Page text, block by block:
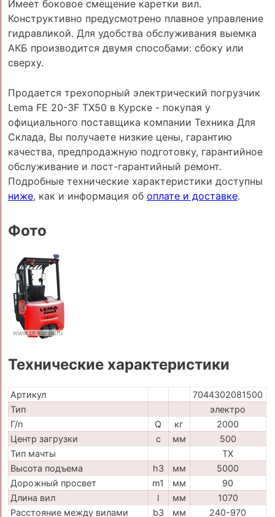
Имеет боковое смещение каретки вил.
Конструктивно предусмотрено плавное управление
гидравликой. Для удобства обслуживания выемка
АКБ производится двумя способами: сбоку или
сверху.
Продается трехопорный электрический погрузчик
Lema FE 20-3F TX50 в Курске - покупая у
официального поставщика компании Техника Для
Склада, Вы получаете низкие цены, гарантию
качества, предпродажную подготовку, гарантийное
обслуживание и пост-гарантийный ремонт.
Подробные технические характеристики доступны
ниже, как и информация об оплате и доставке.
Фото
Технические характеристики
Артикул
7044302081500
Тип
электро
Г/п
Q кг
2000
Центр загрузки
c мм
500
Тип мачты
TX
Высота подъема
h3 мм
5000
Дорожный просвет
m1 мм
90
Длина вил
l мм
1070
Расстояние между вилами
b3 мм 240-970